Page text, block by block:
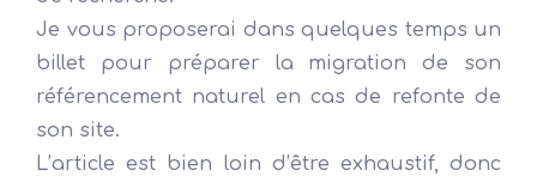
Je vous proposerai dans quelques temps un
billet pour préparer la migration de son
référencement naturel en cas de refonte de
son site.
L’article est bien loin d’être exhaustif, donc